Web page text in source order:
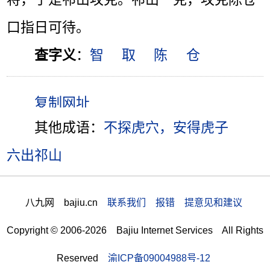
口指日可待。
查字义 ： 智 取 陈 仓
其他成语： 不探虎穴，安得虎子
六出祁山
八九网 bajiu.cn 联系我们 报错 提意见和建议
Copyright © 2006-2026 Bajiu Internet Services All Rights
Reserved 渝ICP备09004988号-12